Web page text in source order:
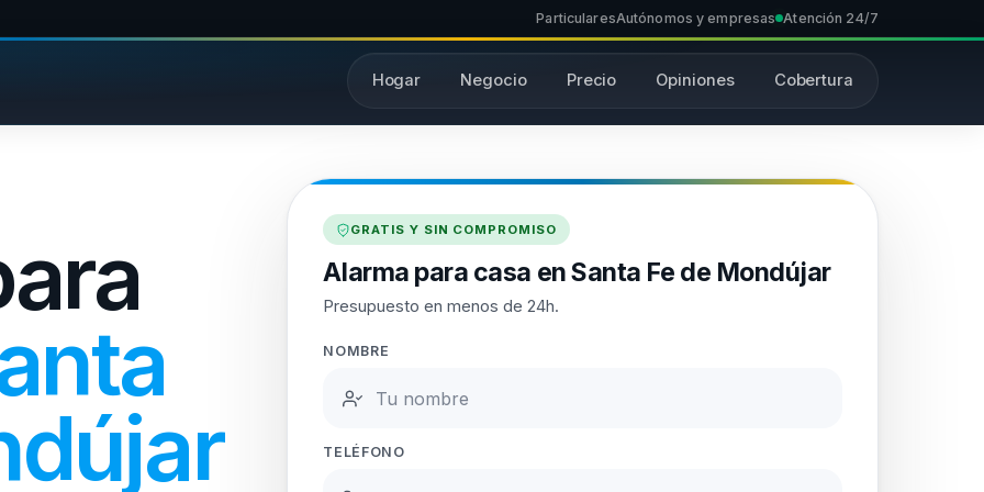
ParticularesAutónomos y empresas Atención 24/7
Hogar Negocio Precio Opiniones Cobertura
GRATIS Y SIN COMPROMISO
Alarma para casa en Santa Fe de Mondújar
Presupuesto en menos de 24h.
NOMBRE
TELÉFONO